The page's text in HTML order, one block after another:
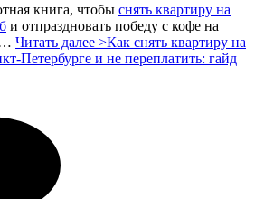
книга, чтобы снять квартиру на
и отпраздновать победу с кофе на
… Читать далее >Как снять квартиру на
Петербурге и не переплатить: гайд